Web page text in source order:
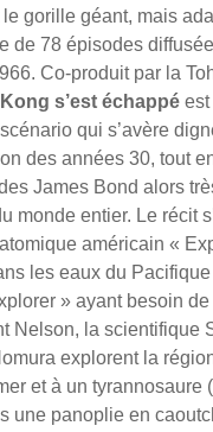
gorille géant, mais
de 78 épisodes
Co-produit par la
s’est échappé
qui s’avère
des années 30, tout
des James Bond alors
monde entier. Le récit
américain «
les eaux du
» ayant besoin
Nelson, la scientifique
explorent la
et à un tyrannosaure
une panoplie en